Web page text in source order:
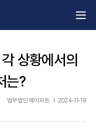
상황에서의
는?
법무법인 에이파트 2024-11-19